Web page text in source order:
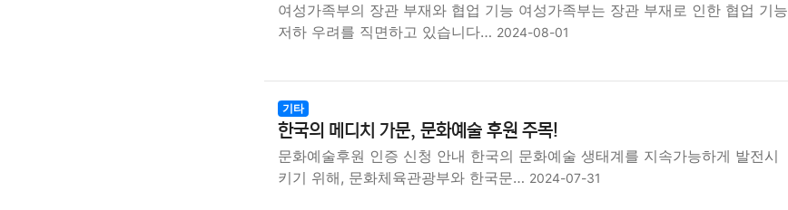
여성가족부의 장관 부재와 협업 기능 여성가족부는 장관 부재로 인한 협업 기능
저하 우려를 직면하고 있습니다… 2024-08-01
기타
한국의 메디치 가문, 문화예술 후원 주목!
문화예술후원 인증 신청 안내 한국의 문화예술 생태계를 지속가능하게 발전시
키기 위해, 문화체육관광부와 한국문… 2024-07-31